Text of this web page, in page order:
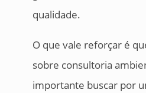
qualidade.
O que vale reforçar é
sobre consultoria
importante buscar por